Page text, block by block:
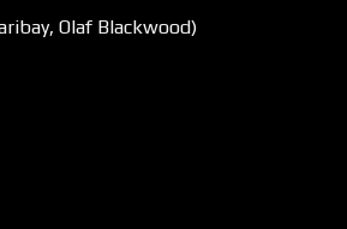
Olaf Blackwood)